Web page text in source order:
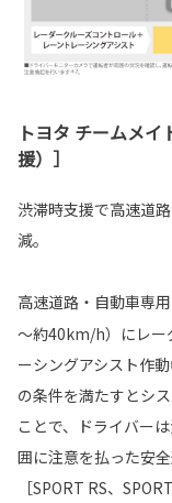
トヨタ チームメ
援）］
渋滞時支援で高速道
減。
高速道路・自動車専
～約40km/h）にレー
ーシングアシスト作
の条件を満たすとシ
ことで、ドライバー
囲に注意を払った安
［SPORT RS、